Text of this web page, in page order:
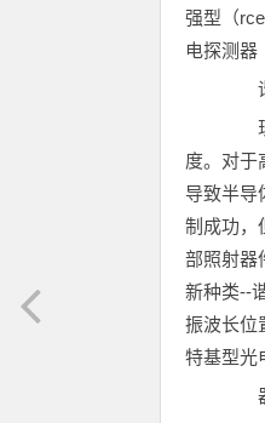
强型（
电探测器
谐
现
度。对于
导致半导
制成功，
部照射器
新种类--
振波长位
特基型光
器